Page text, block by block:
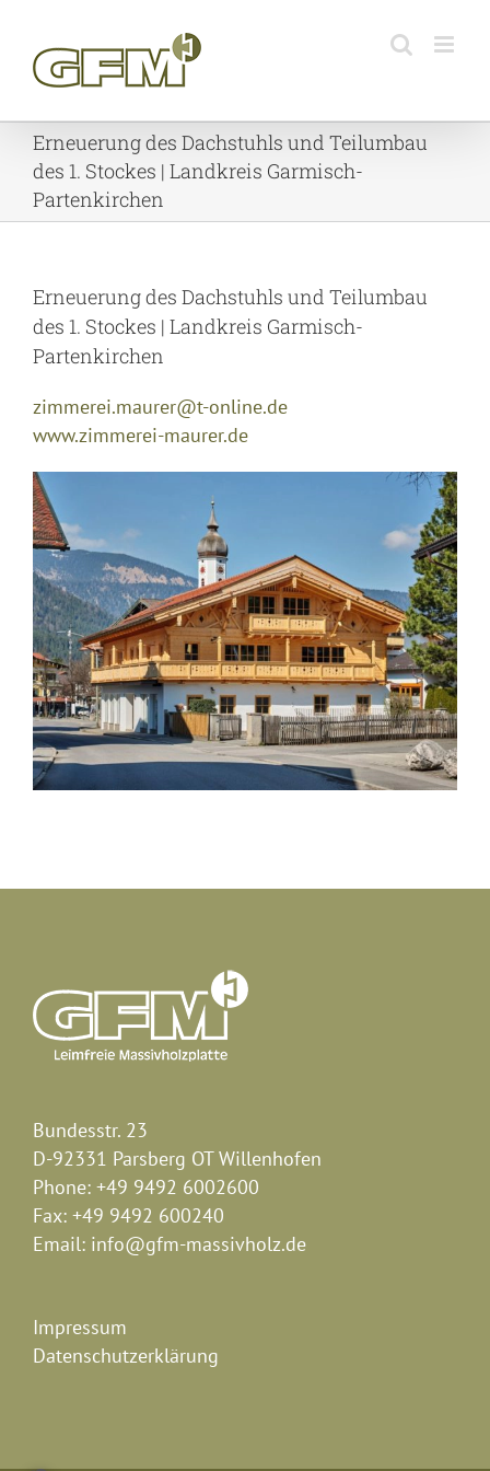
content
Erneuerung des Dachstuhls und Teilumbau
des 1. Stockes | Landkreis Garmisch-
Partenkirchen
Erneuerung des Dachstuhls und Teilumbau
des 1. Stockes | Landkreis Garmisch-
Partenkirchen
zimmerei.maurer@t-online.de
www.zimmerei-maurer.de
Bundesstr. 23
D-92331 Parsberg OT Willenhofen
Phone: +49 9492 6002600
Fax: +49 9492 600240
Email: info@gfm-massivholz.de
Impressum
Datenschutzerklärung